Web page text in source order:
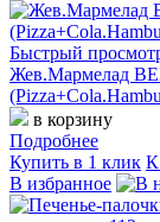
Быстрый
Жев.Мармелад
в корзину
Подробнее
Купить в 1 клик К
В избранное